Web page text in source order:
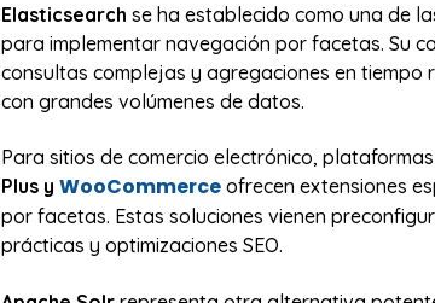
Elasticsearch se ha establecido como una de
para implementar navegación por facetas. Su
consultas complejas y agregaciones en tiempo
con grandes volúmenes de datos.
Para sitios de comercio electrónico,
Plus y WooCommerce ofrecen extensiones
por facetas. Estas soluciones vienen
prácticas y optimizaciones SEO.